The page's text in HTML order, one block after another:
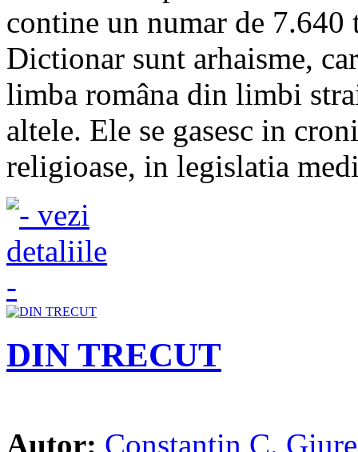
contine un numar de
Dictionar sunt arhaisme,
limba româna din limbi
altele. Ele se gasesc in
religioase, in legislatia
DIN TRECUT
Autor: Constantin C.